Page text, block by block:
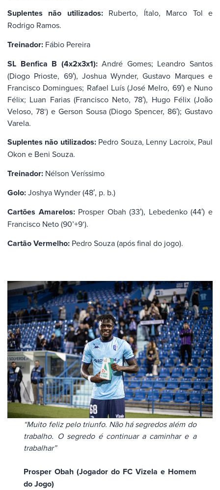
Suplentes não utilizados:Ruberto, Ítalo, Marco Tol e
Rodrigo Ramos.
Treinador: Fábio Pereira
SL Benfica B (4x2x3x1):André Gomes; Leandro Santos
(Diogo Prioste, 69′), Joshua Wynder, Gustavo Marques e
Francisco Domingues; Rafael Luís (José Melro, 69′) e Nuno
Félix; Luan Farias (Francisco Neto, 78′), Hugo Félix (João
Veloso, 78‘) e Gerson Sousa (Diogo Spencer, 86′); Gustavo
Varela.
Suplentes não utilizados:Pedro Souza, Lenny Lacroix, Paul
Okon e Beni Souza.
Treinador: Nélson Veríssimo
Golo:Joshya Wynder (48′, p. b.)
Cartões Amarelos:Prosper Obah (33′), Lebedenko (44′) e
Francisco Neto (90’+9‘).
Cartão Vermelho: Pedro Souza (após final do jogo).
“Muito feliz pelo triunfo. Não há segredos além do
trabalho. O segredo é continuar a caminhar e a
trabalhar”
Prosper Obah (Jogador do FC Vizela e Homem
do Jogo)